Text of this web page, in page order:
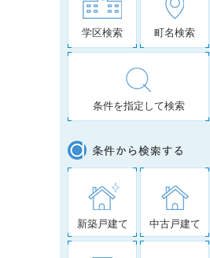
学区検索 町名検索
条件を指定して検索
新築戸建て 中古戸建て